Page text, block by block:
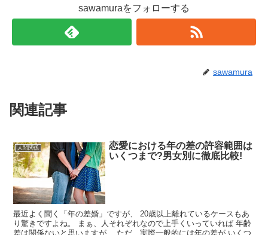
sawamuraをフォローする
sawamura
関連記事
人間関係
恋愛における年の差の許容範囲は
いくつまで?男女別に徹底比較!
最近よく聞く「年の差婚」ですが、 20歳以上離れているケースもあ
り驚きですよね。 まぁ、人それぞれなので上手くいっていれば 年齢
差は関係ないと思いますが… ただ、実際一般的には年の差が いくつ